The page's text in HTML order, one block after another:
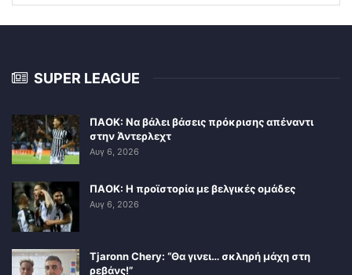
SUPER LEAGUE
ΠΑΟΚ: Να βάλει βάσεις πρόκρισης απέναντι
στην Άντερλεχτ
Αυγ 6, 2026
ΠΑΟΚ: Η προϊστορία με βελγικές ομάδες
Αυγ 6, 2026
Tjaronn Chery: “Θα γινει… σκληρή μάχη στη
ρεβάνς!”